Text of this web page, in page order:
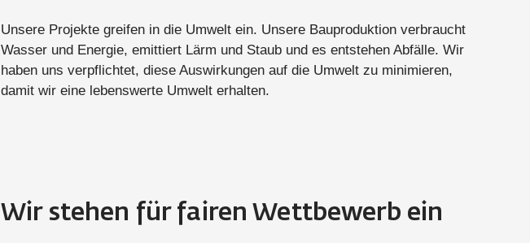
Unsere Projekte greifen in die Umwelt ein. Unsere Bauproduktion verbraucht
Wasser und Energie, emittiert Lärm und Staub und es entstehen Abfälle. Wir
haben uns verpflichtet, diese Auswirkungen auf die Umwelt zu minimieren,
damit wir eine lebenswerte Umwelt erhalten.
Wir stehen für fairen Wettbewerb ein